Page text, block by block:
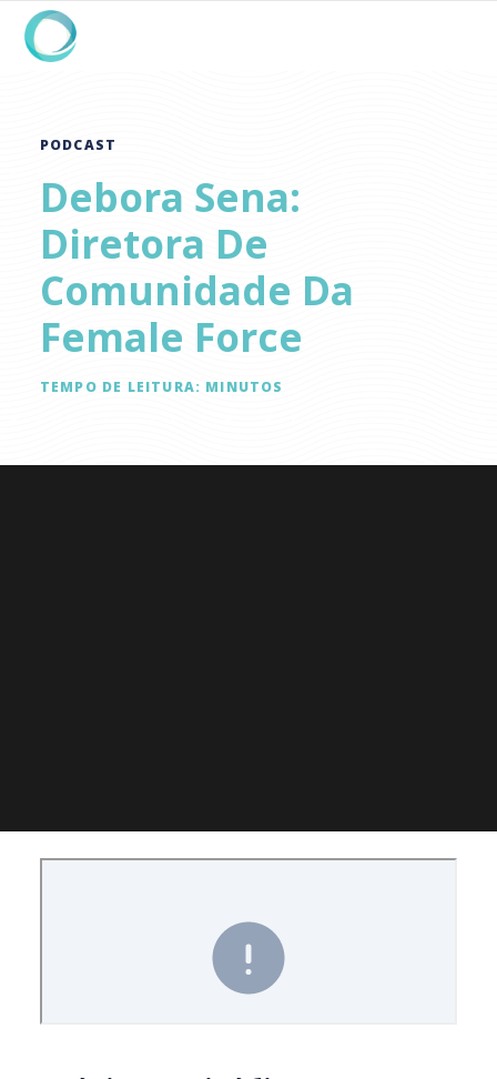
PODCAST
Debora Sena:
Diretora De
Comunidade Da
Female Force
TEMPO DE LEITURA: MINUTOS